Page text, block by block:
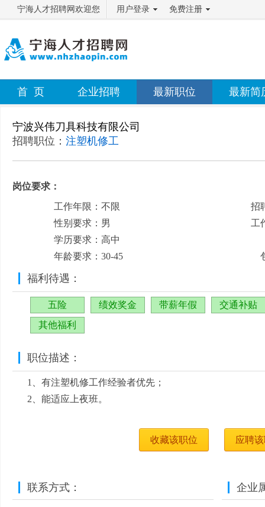
宁海人才招聘网欢迎您 用户登录 免费注册
首 页 企业招聘 最新职位 最新简
宁波兴伟刀具科技有限公司
招聘职位： 注塑机修工
岗位要求：
工作年限：不限
性别要求：男
学历要求：高中
年龄要求：30-45
招
工
福利待遇：
五险 绩效奖金 带薪年假
交通补贴
其他福利
职位描述：
1、有注塑机修工作经验者优先；
2、能适应上夜班。
收藏该职位 应聘
联系方式： 企业